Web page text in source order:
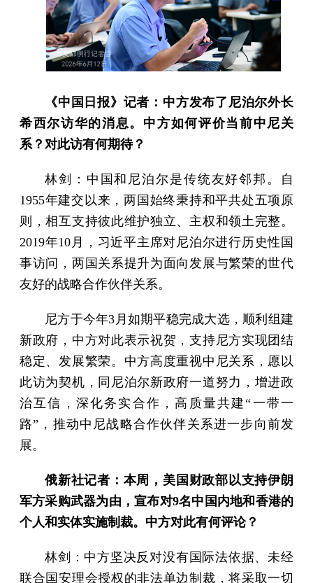
《中国日报》记者：中方发布了尼泊尔外长
希西尔访华的消息。中方如何评价当前中尼关
系？对此访有何期待？
林剑：中国和尼泊尔是传统友好邻邦。自
1955年建交以来，两国始终秉持和平共处五项原
则，相互支持彼此维护独立、主权和领土完整。
2019年10月，习近平主席对尼泊尔进行历史性国
事访问，两国关系提升为面向发展与繁荣的世代
友好的战略合作伙伴关系。
尼方于今年3月如期平稳完成大选，顺利组建
新政府，中方对此表示祝贺，支持尼方实现团结
稳定、发展繁荣。中方高度重视中尼关系，愿以
此访为契机，同尼泊尔新政府一道努力，增进政
治互信，深化务实合作，高质量共建“一带一
路”，推动中尼战略合作伙伴关系进一步向前发
展。
俄新社记者：本周，美国财政部以支持伊朗
军方采购武器为由，宣布对9名中国内地和香港的
个人和实体实施制裁。中方对此有何评论？
林剑：中方坚决反对没有国际法依据、未经
联合国安理会授权的非法单边制裁，将采取一切